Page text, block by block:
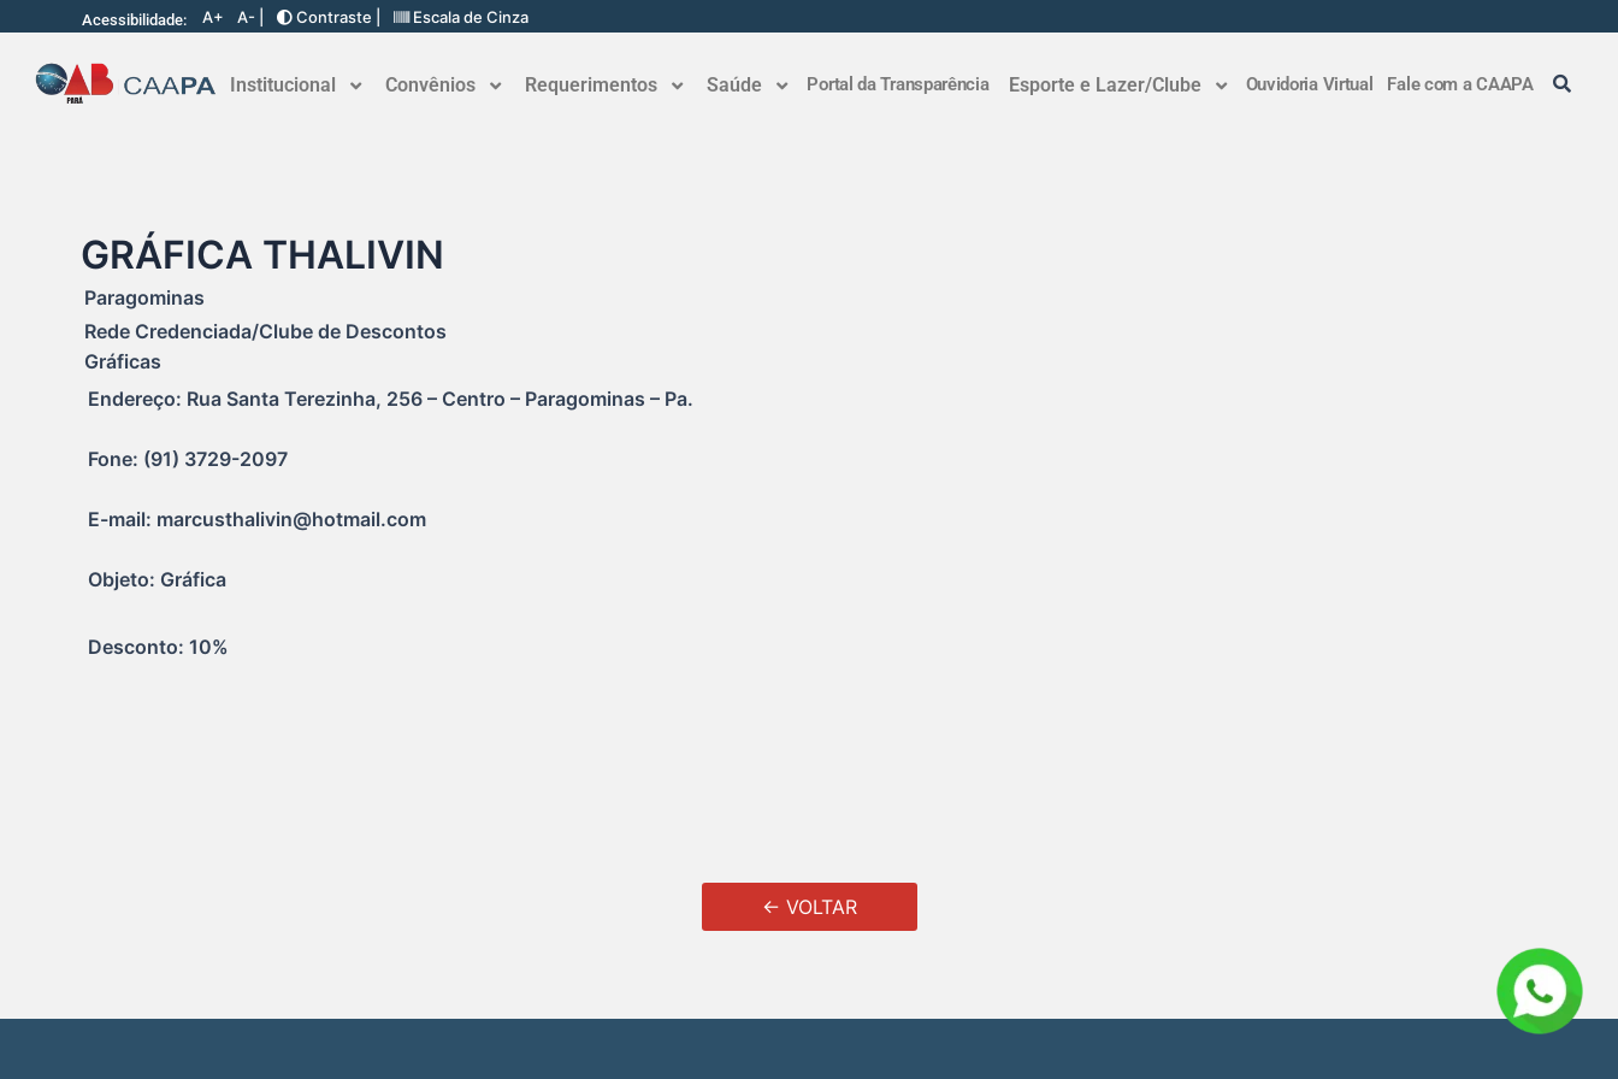
Acessibilidade: A+ A- | Contraste | Escala de Cinza
Institucional Convênios Requerimentos Saúde Portal da Transparência Esporte e Lazer/Clube Ouvidoria Virtual Fale com a CAAPA
GRÁFICA THALIVIN
Paragominas
Rede Credenciada/Clube de Descontos
Gráficas
Endereço: Rua Santa Terezinha, 256 – Centro – Paragominas – Pa.
Fone: (91) 3729-2097
E-mail: marcusthalivin@hotmail.com
Objeto: Gráfica
Desconto: 10%
← VOLTAR